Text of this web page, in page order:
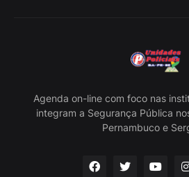
Agenda on-line com foco nas
integram a Segurança Pública
Pernambuco e